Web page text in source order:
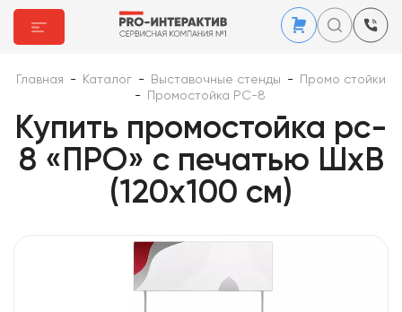
Главная - Каталог - Выставочные стенды -
Промо стойки
-
Промостойка PC-8
Купить промостойка pc-
8 «ПРО» с печатью ШхВ
(120х100 см)